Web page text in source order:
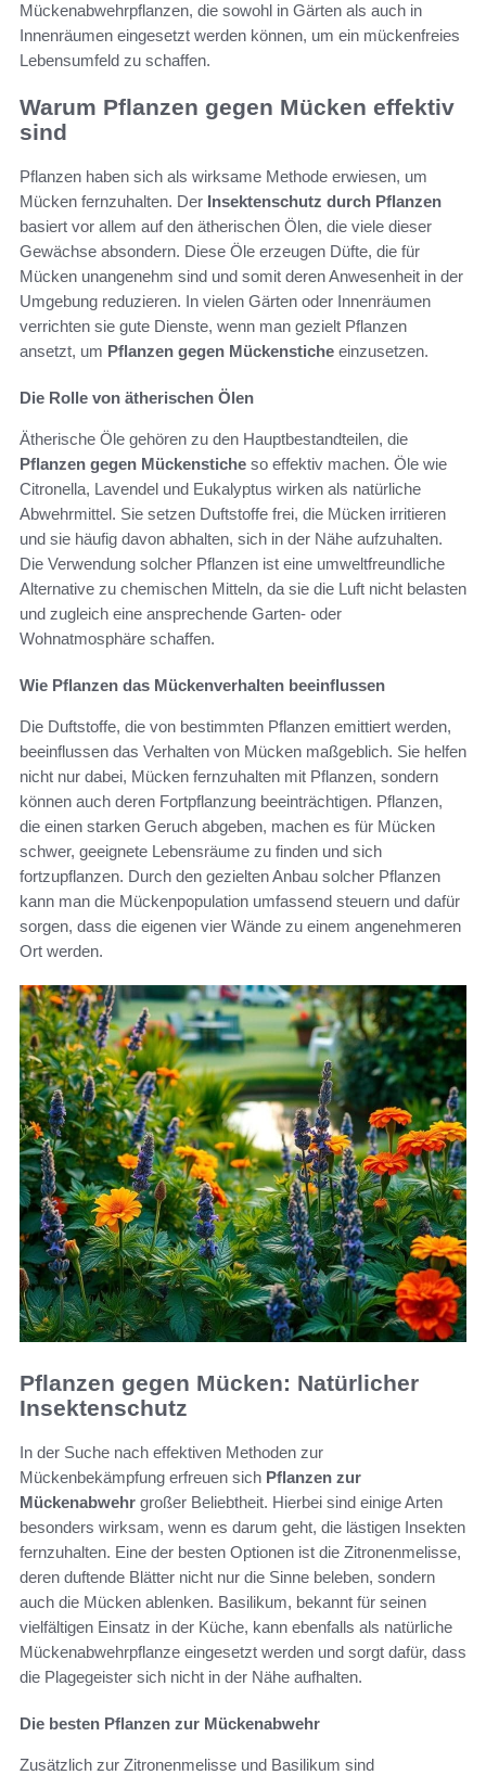
Mückenabwehrpflanzen, die sowohl in Gärten als auch in
Innenräumen eingesetzt werden können, um ein mückenfreies
Lebensumfeld zu schaffen.
Warum Pflanzen gegen Mücken effektiv
sind
Pflanzen haben sich als wirksame Methode erwiesen, um
Mücken fernzuhalten. Der Insektenschutz durch Pflanzen
basiert vor allem auf den ätherischen Ölen, die viele dieser
Gewächse absondern. Diese Öle erzeugen Düfte, die für
Mücken unangenehm sind und somit deren Anwesenheit in der
Umgebung reduzieren. In vielen Gärten oder Innenräumen
verrichten sie gute Dienste, wenn man gezielt Pflanzen
ansetzt, um Pflanzen gegen Mückenstiche einzusetzen.
Die Rolle von ätherischen Ölen
Ätherische Öle gehören zu den Hauptbestandteilen, die
Pflanzen gegen Mückenstiche so effektiv machen. Öle wie
Citronella, Lavendel und Eukalyptus wirken als natürliche
Abwehrmittel. Sie setzen Duftstoffe frei, die Mücken irritieren
und sie häufig davon abhalten, sich in der Nähe aufzuhalten.
Die Verwendung solcher Pflanzen ist eine umweltfreundliche
Alternative zu chemischen Mitteln, da sie die Luft nicht belasten
und zugleich eine ansprechende Garten- oder
Wohnatmosphäre schaffen.
Wie Pflanzen das Mückenverhalten beeinflussen
Die Duftstoffe, die von bestimmten Pflanzen emittiert werden,
beeinflussen das Verhalten von Mücken maßgeblich. Sie helfen
nicht nur dabei, Mücken fernzuhalten mit Pflanzen, sondern
können auch deren Fortpflanzung beeinträchtigen. Pflanzen,
die einen starken Geruch abgeben, machen es für Mücken
schwer, geeignete Lebensräume zu finden und sich
fortzupflanzen. Durch den gezielten Anbau solcher Pflanzen
kann man die Mückenpopulation umfassend steuern und dafür
sorgen, dass die eigenen vier Wände zu einem angenehmeren
Ort werden.
Pflanzen gegen Mücken: Natürlicher
Insektenschutz
In der Suche nach effektiven Methoden zur
Mückenbekämpfung erfreuen sich Pflanzen zur
Mückenabwehr großer Beliebtheit. Hierbei sind einige Arten
besonders wirksam, wenn es darum geht, die lästigen Insekten
fernzuhalten. Eine der besten Optionen ist die Zitronenmelisse,
deren duftende Blätter nicht nur die Sinne beleben, sondern
auch die Mücken ablenken. Basilikum, bekannt für seinen
vielfältigen Einsatz in der Küche, kann ebenfalls als natürliche
Mückenabwehrpflanze eingesetzt werden und sorgt dafür, dass
die Plagegeister sich nicht in der Nähe aufhalten.
Die besten Pflanzen zur Mückenabwehr
Zusätzlich zur Zitronenmelisse und Basilikum sind